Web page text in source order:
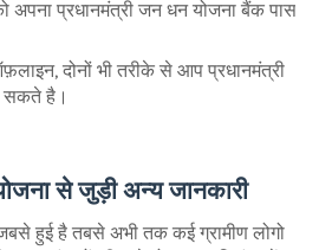
अपना प्रधानमंत्री जन धन योजना बैंक
दोनों भी तरीके से आप प्रधानमंत्री
सकते है।
से जुड़ी अन्य जानकारी
हुई है तबसे अभी तक कई ग्रामीण लोगो